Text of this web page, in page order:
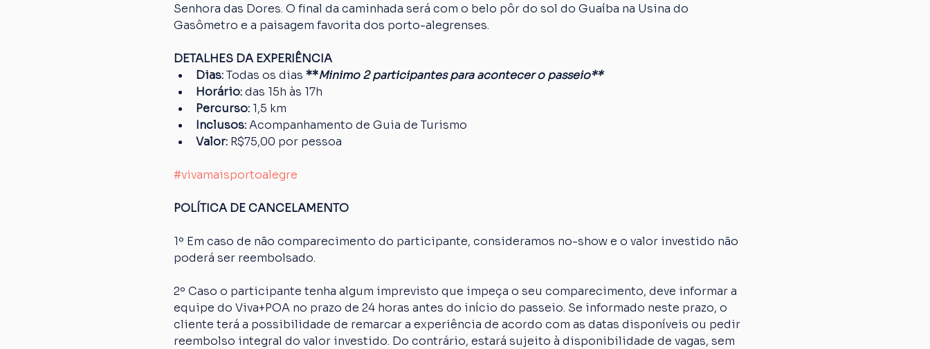
Senhora das Dores. O final da caminhada será com o belo pôr do sol do Guaíba na Usina do
Gasômetro e a paisagem favorita dos porto-alegrenses.
DETALHES DA EXPERIÊNCIA
Dias: Todas os dias **Minimo 2 participantes para acontecer o passeio**
Horário: das 15h às 17h
Percurso: 1,5 km
Inclusos: Acompanhamento de Guia de Turismo
Valor: R$75,00 por pessoa
#vivamaisportoalegre
POLÍTICA DE CANCELAMENTO
1º Em caso de não comparecimento do participante, consideramos no-show e o valor investido não
poderá ser reembolsado.
2º Caso o participante tenha algum imprevisto que impeça o seu comparecimento, deve informar a
equipe do Viva+POA no prazo de 24 horas antes do início do passeio. Se informado neste prazo, o
cliente terá a possibilidade de remarcar a experiência de acordo com as datas disponíveis ou pedir
reembolso integral do valor investido. Do contrário, estará sujeito à disponibilidade de vagas, sem